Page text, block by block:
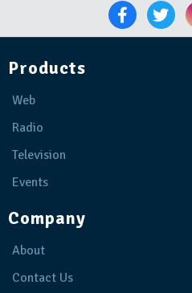
Products
Web
Radio
Television
Events
Company
About
Contact Us